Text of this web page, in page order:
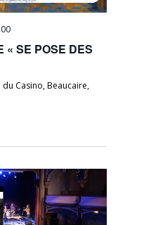
« SE POSE DES
du Casino, Beaucaire,